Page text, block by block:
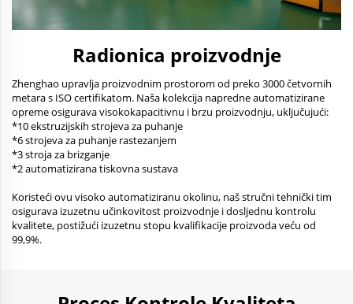
Radionica proizvodnje
Zhenghao upravlja proizvodnim prostorom od preko 3000 četvornih
metara s ISO certifikatom. Naša kolekcija napredne automatizirane
opreme osigurava visokokapacitivnu i brzu proizvodnju, uključujući:
*10 ekstruzijskih strojeva za puhanje
*6 strojeva za puhanje rastezanjem
*3 stroja za brizganje
*2 automatizirana tiskovna sustava
Koristeći ovu visoko automatiziranu okolinu, naš stručni tehnički tim
osigurava izuzetnu učinkovitost proizvodnje i dosljednu kontrolu
kvalitete, postižući izuzetnu stopu kvalifikacije proizvoda veću od
99,9%.